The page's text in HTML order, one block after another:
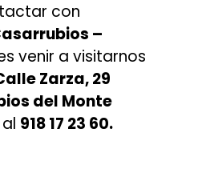
con
–
venir a visitarnos
Zarza, 29
del Monte
918 17 23 60.